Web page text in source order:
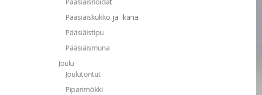
Pääsiäisnoidat
Pääsiäiskukko ja -kana
Pääsiäistipu
Pääsiäismuna
Joulu
Joulutontut
Piparimökki